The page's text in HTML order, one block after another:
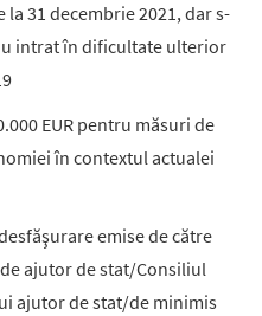
31 decembrie 2021, dar s-
intrat în dificultate ulterior
EUR pentru măsuri de
în contextul actualei
emise de către
ajutor de stat/Consiliul
ajutor de stat/de minimis